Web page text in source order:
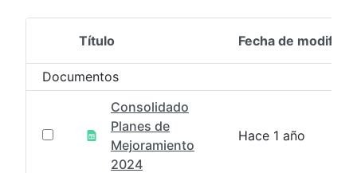
Selección del elemento
Título Fecha de
Documentos
Consolidado
Planes de
Mejoramiento
2024
Hace 1 año